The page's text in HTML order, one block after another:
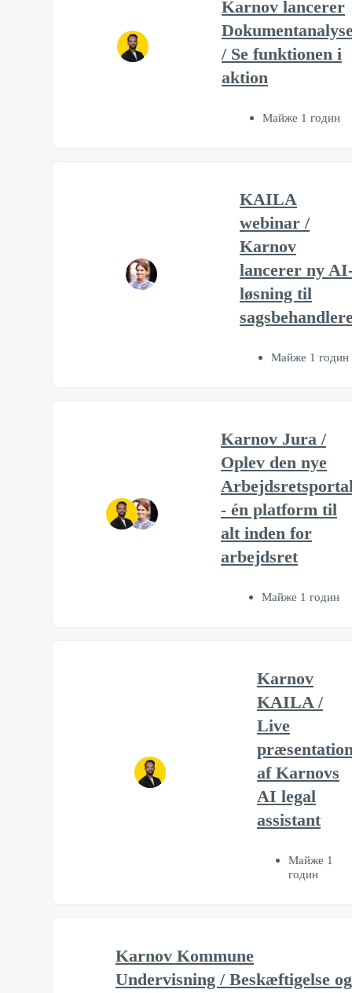
Karnov lancerer
/ Se funktionen i
aktion
Майже 1 годин
KAILA
webinar /
Karnov
lancerer ny
løsning til
Майже 1 годин
Karnov Jura /
Oplev den nye
- én platform til
alt inden for
arbejdsret
Майже 1 годин
Karnov
KAILA /
Live
af Karnovs
AI legal
assistant
Майже 1
годин
Karnov Kommune
Undervisning / Beskæftigelse og